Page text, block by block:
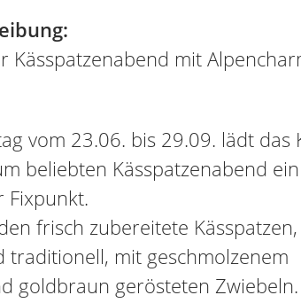
Kässpatzenabend mit
vom 23.06. bis 29.09. lädt das
beliebten Kässpatzenabend
Fixpunkt.
frisch zubereitete Kässpatzen,
traditionell, mit geschmolzenem
goldbraun gerösteten